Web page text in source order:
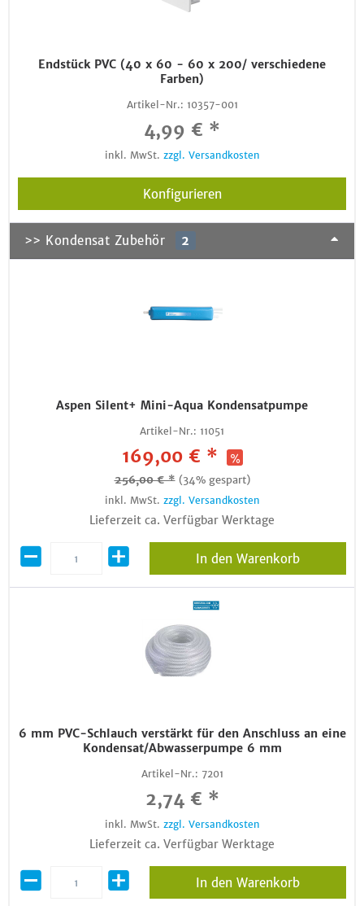
Endstück PVC (40 x 60 - 60 x 200/ verschiedene
Farben)
Artikel-Nr.: 10357-001
4,99 € *
inkl. MwSt. zzgl. Versandkosten
Konfigurieren
>> Kondensat Zubehör 2
Aspen Silent+ Mini-Aqua Kondensatpumpe
Artikel-Nr.: 11051
169,00 € *
256,00 € * (34% gespart)
inkl. MwSt. zzgl. Versandkosten
Lieferzeit ca. Verfügbar Werktage
In den Warenkorb
6 mm PVC-Schlauch verstärkt für den Anschluss an eine
Kondensat/Abwasserpumpe 6 mm
Artikel-Nr.: 7201
2,74 € *
inkl. MwSt. zzgl. Versandkosten
Lieferzeit ca. Verfügbar Werktage
In den Warenkorb